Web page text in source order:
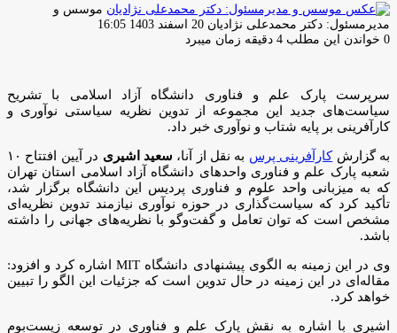
موسس و
مدیرمسئول: دکتر محمدعلی نژادیان ارسال
ایمیل
20 اسفند 1403 16:05
0 خواندن این مطلب 4 دقیقه زمان میبرد
سرپرست پارک علم و فناوری دانشگاه آزاد اسلامی با تشریح
سیاست‌های جدید این مجموعه از تدوین نظریه سیاستی نوآوری و
کارآفرینی بر پایه شتاب و نوآوری خبر داد.
به گزارشکارآفرینی پرس به نقل از آنا، سعید اشیری
در آیین افتتاح ۱۰
شعبه پارک علم و فناوری واحد‌های دانشگاه آزاد اسلامی استان تهران
که به میزبانی واحد علوم و فناوری پردیس این دانشگاه برگزار شد،
تأکید کرد که سیاست‌گذاری در حوزه نوآوری نیازمند تدوین نظریه‌ای
مشخص است که توان تعامل و گفت‌و‌گو با نظریه‌های جهانی را داشته
باشد.
وی در این زمینه به الگوی پیشنهادی دانشگاه MIT اشاره کرد و افزود:
مقاله‌ای در این زمینه در حال تدوین است که جزئیات این الگو را تبیین
خواهد کرد.
اشیری با اشاره به نقش پارک علم و فناوری در توسعه زیست‌بوم